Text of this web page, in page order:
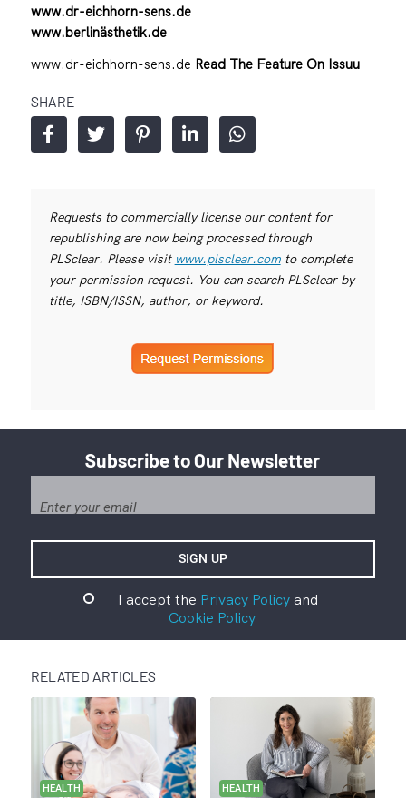
www.dr-eichhorn-sens.de
www.berlinästhetik.de
www.dr-eichhorn-sens.de Read The Feature On Issuu
SHARE
Requests to commercially license our content for
republishing are now being processed through
PLSclear. Please visit www.plsclear.comto complete
your permission request. You can search PLSclear by
title, ISBN/ISSN, author, or keyword.
Subscribe to Our Newsletter
I accept the Privacy Policyand
Cookie Policy
RELATED ARTICLES
HEALTH HEALTH